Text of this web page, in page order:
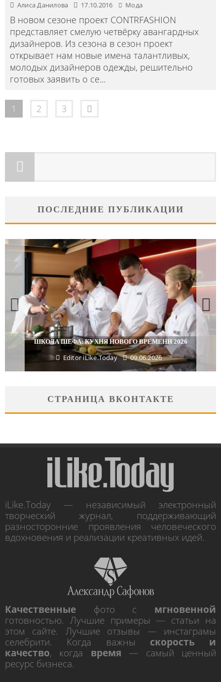
Алиса Данилова 17.10.2016 Мода
В новом сезоне проект CONTRFASHION
представляет смелую четвёрку авангардных
дизайнеров. Из сезона в сезон проект
открывает нам новые имена талантливых,
молодых дизайнеров одежды, решительно
готовых заявить о се...
1 2 3
ПОСЛЕДНИЕ ПУБЛИКАЦИИ
ПОДАРКИ, КОТОРЫЕ ТОЧНО ПОРАДУЮТ БЛИЗКИХ В
МАЙСКИЕ ПРАЗДНИКИ
Editor iLike.Today 29.04.2026
СТРАНИЦА ВКОНТАКТЕ
iLike.Today — независимый электронный
творческий журнал, поддерживающий
разносторонние проявления человеческого
вдохновения и реализации креативных идей.
Качественные фото с мгновенной
готовностью. Лучшие примеры — статьи на
этом сайте. Лучшие отзывы — инстаграмы
селебрити. Когда важны скорость и
качество, когда время — самый ценный
ресурс бизнеса.